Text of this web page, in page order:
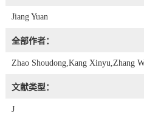
Jiang Yuan
全部作者：
Zhao Shoudong,Kang Xinyu,Zhang
文献类型：
J